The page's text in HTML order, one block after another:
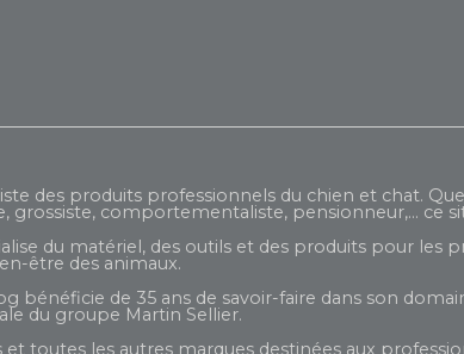
des produits professionnels du chien et chat.
grossiste, comportementaliste, pensionneur,... ce
du matériel, des outils et des produits pour les
être des animaux.
bénéficie de 35 ans de savoir-faire dans son
du groupe Martin Sellier.
toutes les autres marques destinées aux